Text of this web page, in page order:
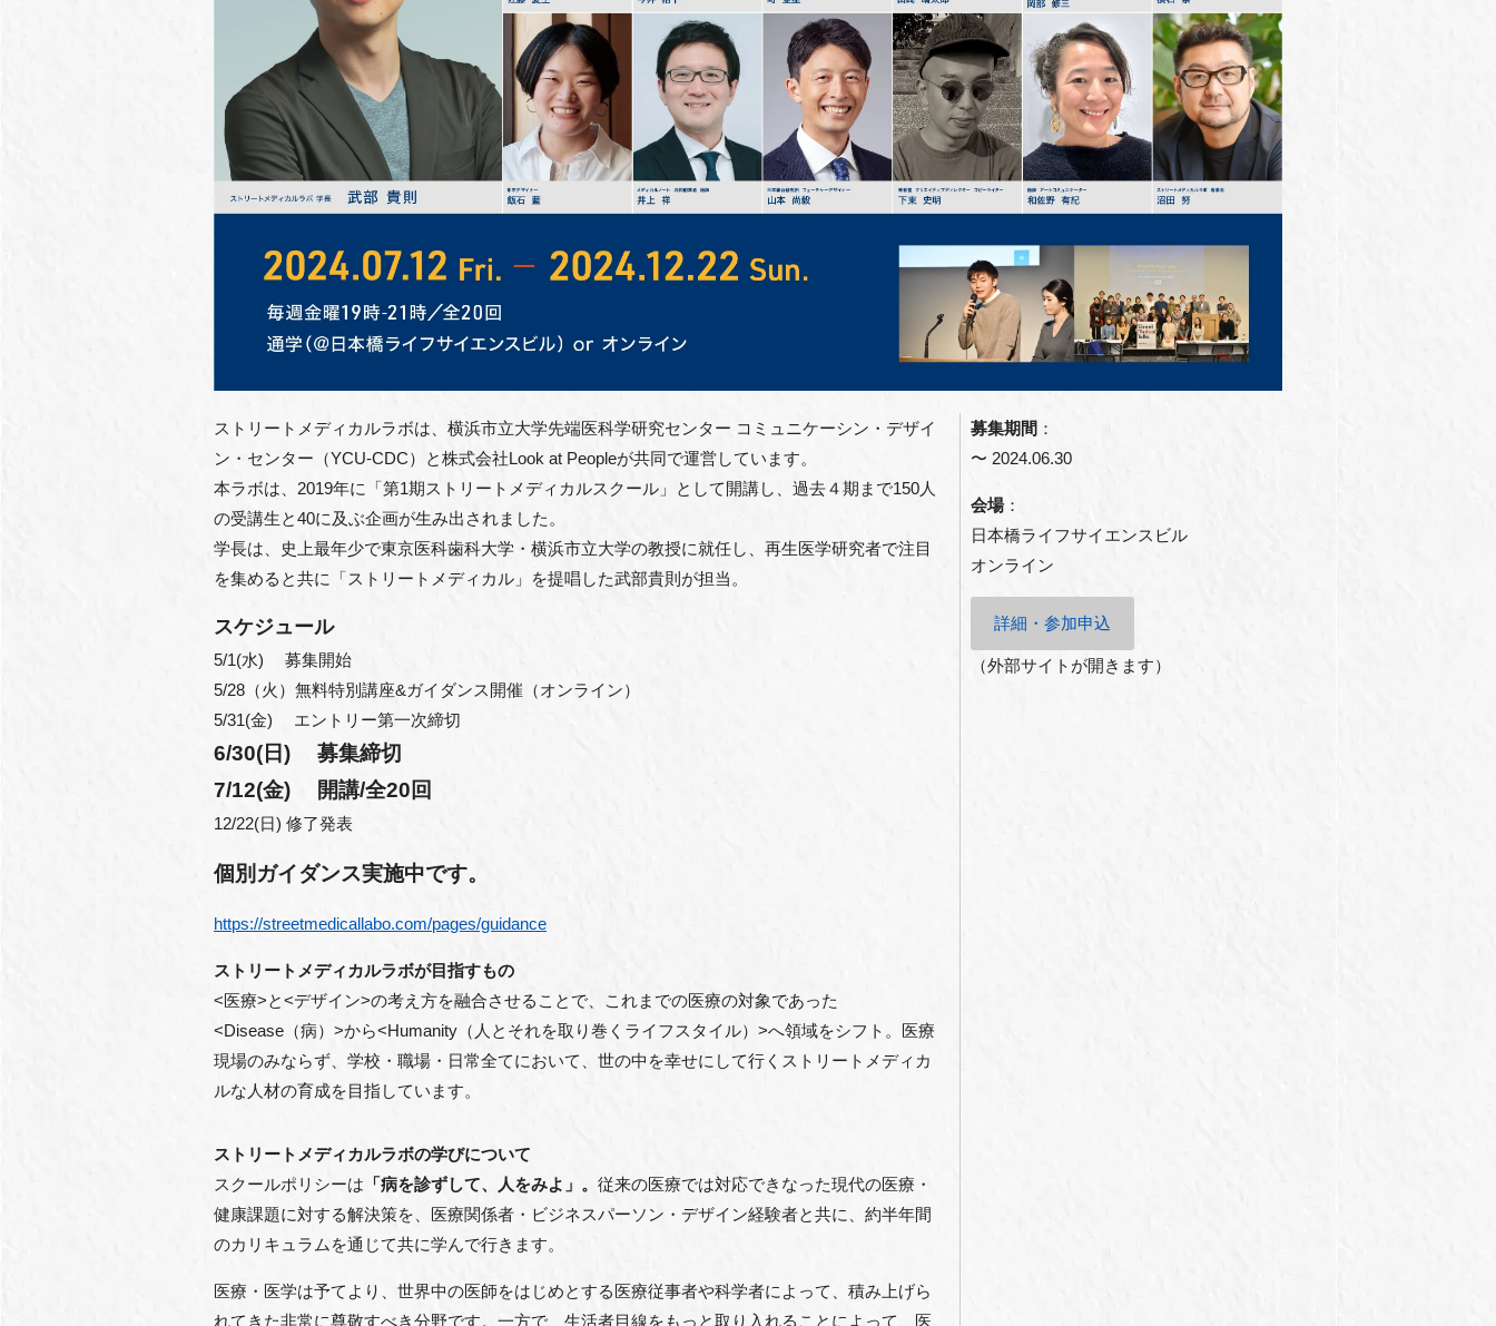
ストリートメディカルラボは、横浜市立大学先端医科学研究センター コミュニケーシン・デザイ
ン・センター（YCU-CDC）と株式会社Look at Peopleが共同で運営しています。
本ラボは、2019年に「第1期ストリートメディカルスクール」として開講し、過去４期まで150人
の受講生と40に及ぶ企画が生み出されました。
学長は、史上最年少で東京医科歯科大学・横浜市立大学の教授に就任し、再生医学研究者で注目
を集めると共に「ストリートメディカル」を提唱した武部貴則が担当。
スケジュール
5/1(水) 募集開始
5/28（火）無料特別講座&ガイダンス開催（オンライン）
5/31(金) エントリー第一次締切
6/30(日) 募集締切
7/12(金) 開講/全20回
12/22(日) 修了発表
個別ガイダンス実施中です。
https://streetmedicallabo.com/pages/guidance
ストリートメディカルラボが目指すもの
<医療>と<デザイン>の考え方を融合させることで、これまでの医療の対象であった
<Disease（病）>から<Humanity（人とそれを取り巻くライフスタイル）>へ領域をシフト。医療
現場のみならず、学校・職場・日常全てにおいて、世の中を幸せにして行くストリートメディカ
ルな人材の育成を目指しています。
ストリートメディカルラボの学びについて
スクールポリシーは 「病を診ずして、人をみよ」。 従来の医療では対応できなった現代の医療・
健康課題に対する解決策を、医療関係者・ビジネスパーソン・デザイン経験者と共に、約半年間
のカリキュラムを通じて共に学んで行きます。
医療・医学は予てより、世界中の医師をはじめとする医療従事者や科学者によって、積み上げら
れてきた非常に尊敬すべき分野です。一方で、生活者目線をもっと取り入れることによって、医
募集期間 ：
〜 2024.06.30
会場：
日本橋ライフサイエンスビル
オンライン
詳細・参加申込
（外部サイトが開きます）